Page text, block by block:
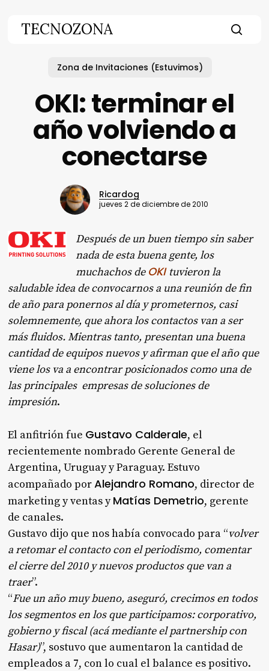
TECNOZONA
Zona de Invitaciones (Estuvimos)
OKI: terminar el
año volviendo a
conectarse
Ricardog
jueves 2 de diciembre de 2010
Después de un buen tiempo sin saber
nada de esta buena gente, los
muchachos de OKI tuvieron la
saludable idea de convocarnos a una reunión de fin
de año para ponernos al día y prometernos, casi
solemnemente, que ahora los contactos van a ser
más fluidos. Mientras tanto, presentan una buena
cantidad de equipos nuevos y afirman que el año que
viene los va a encontrar posicionados como una de
las principales empresas de soluciones de
impresión.
El anfitrión fue Gustavo Calderale, el
recientemente nombrado Gerente General de
Argentina, Uruguay y Paraguay. Estuvo
acompañado porAlejandro Romano, director de
marketing y ventas yMatías Demetrio, gerente
de canales.
Gustavo dijo que nos había convocado para “volver
a retomar el contacto con el periodismo, comentar
el cierre del 2010 y nuevos productos que van a
traer”.
“Fue un año muy bueno, aseguró, crecimos en todos
los segmentos en los que participamos: corporativo,
gobierno y fiscal (acá mediante el partnership con
Hasar)”, sostuvo que aumentaron la cantidad de
empleados a 7, con lo cual el balance es positivo.